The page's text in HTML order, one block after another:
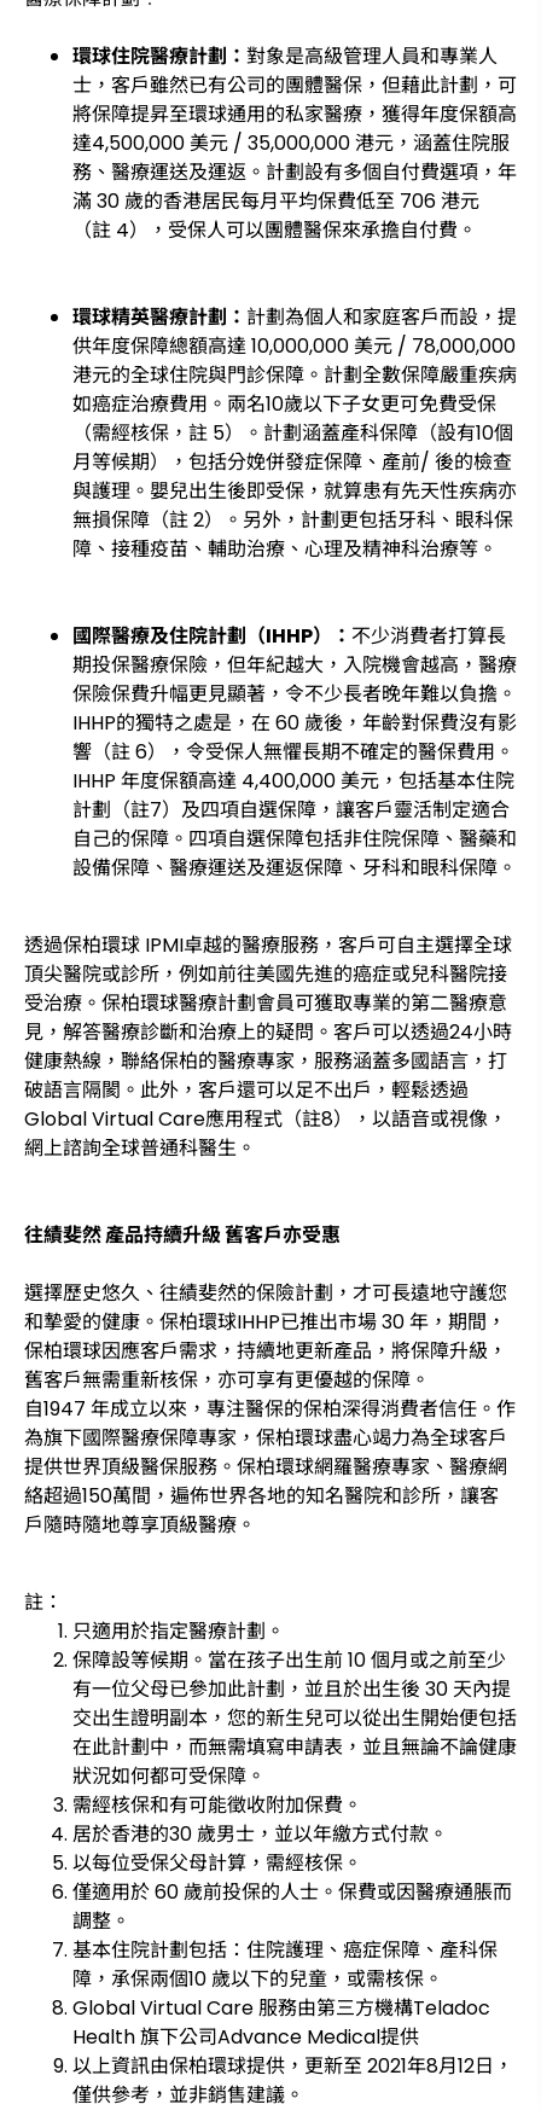
環球住院醫療計劃： 對象是高級管理人員和專業人
士，客戶雖然已有公司的團體醫保，但藉此計劃，可
將保障提昇至環球通用的私家醫療，獲得年度保額高
達4,500,000 美元 / 35,000,000 港元，涵蓋住院服
務、醫療運送及運返。計劃設有多個自付費選項，年
滿 30 歲的香港居民每月平均保費低至 706 港元
（註 4），受保人可以團體醫保來承擔自付費。
環球精英醫療計劃： 計劃為個人和家庭客戶而設，提
供年度保障總額高達 10,000,000 美元 / 78,000,000
港元的全球住院與門診保障。計劃全數保障嚴重疾病
如癌症治療費用。兩名10歲以下子女更可免費受保
（需經核保，註 5）。計劃涵蓋產科保障（設有10個
月等候期），包括分娩併發症保障、產前/ 後的檢查
與護理。嬰兒出生後即受保，就算患有先天性疾病亦
無損保障（註 2）。另外，計劃更包括牙科、眼科保
障、接種疫苗、輔助治療、心理及精神科治療等。
國際醫療及住院計劃（IHHP）： 不少消費者打算長
期投保醫療保險，但年紀越大，入院機會越高，醫療
保險保費升幅更見顯著，令不少長者晚年難以負擔。
IHHP的獨特之處是，在 60 歲後，年齡對保費沒有影
響（註 6），令受保人無懼長期不確定的醫保費用。
IHHP 年度保額高達 4,400,000 美元，包括基本住院
計劃（註7）及四項自選保障，讓客戶靈活制定適合
自己的保障。四項自選保障包括非住院保障、醫藥和
設備保障、醫療運送及運返保障、牙科和眼科保障。
透過保柏環球 IPMI卓越的醫療服務，客戶可自主選擇全球
頂尖醫院或診所，例如前往美國先進的癌症或兒科醫院接
受治療。保柏環球醫療計劃會員可獲取專業的第二醫療意
見，解答醫療診斷和治療上的疑問。客戶可以透過24小時
健康熱線，聯絡保柏的醫療專家，服務涵蓋多國語言，打
破語言隔閡。此外，客戶還可以足不出戶，輕鬆透過
Global Virtual Care應用程式（註8），以語音或視像，
網上諮詢全球普通科醫生。
往績斐然 產品持續升級 舊客戶亦受惠
選擇歷史悠久、往績斐然的保險計劃，才可長遠地守護您
和摯愛的健康。保柏環球IHHP已推出市場 30 年，期間，
保柏環球因應客戶需求，持續地更新產品，將保障升級，
舊客戶無需重新核保，亦可享有更優越的保障。
自1947 年成立以來，專注醫保的保柏深得消費者信任。作
為旗下國際醫療保障專家，保柏環球盡心竭力為全球客戶
提供世界頂級醫保服務。保柏環球網羅醫療專家、醫療網
絡超過150萬間，遍佈世界各地的知名醫院和診所，讓客
戶隨時隨地尊享頂級醫療。
註：
只適用於指定醫療計劃。
保障設等候期。當在孩子出生前 10 個月或之前至少
有一位父母已參加此計劃，並且於出生後 30 天內提
交出生證明副本，您的新生兒可以從出生開始便包括
在此計劃中，而無需填寫申請表，並且無論不論健康
狀況如何都可受保障。
需經核保和有可能徵收附加保費。
居於香港的30 歲男士，並以年繳方式付款。
以每位受保父母計算，需經核保。
僅適用於 60 歲前投保的人士。保費或因醫療通脹而
調整。
基本住院計劃包括：住院護理、癌症保障、產科保
障，承保兩個10 歲以下的兒童，或需核保。
Global Virtual Care 服務由第三方機構Teladoc
Health 旗下公司Advance Medical提供
以上資訊由保柏環球提供，更新至 2021年8月12日，
僅供參考，並非銷售建議。